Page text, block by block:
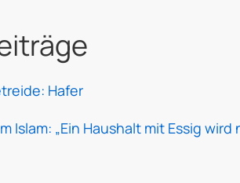
Hafer
Islam: „Ein Haushalt mit Essig